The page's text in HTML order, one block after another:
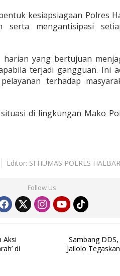
kesiapsiagaan Polres
serta mengantisipasi
harian yang bertujuan
terjadi gangguan. Ini
terhadap
di lingkungan Mako
Editor: SI HUMAS POLRES HALBAR
Follow Us
Aksi
di
Sambang
Jailolo